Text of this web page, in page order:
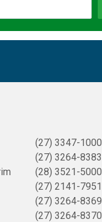
(27) 3347-1000
(27) 3264-8383
(28) 3521-5000
(27) 2141-7951
(27) 3264-8369
(27) 3264-8370